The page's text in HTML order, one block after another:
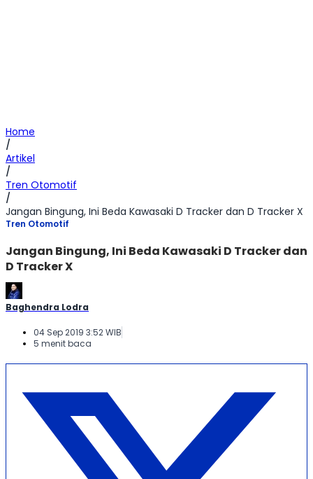
Home
/
Artikel
/
Tren Otomotif
/
Jangan Bingung, Ini Beda Kawasaki D Tracker dan D Tracker X
Tren Otomotif
Jangan Bingung, Ini Beda Kawasaki D Tracker dan
D Tracker X
Baghendra Lodra
04 Sep 2019 3:52 WIB
5 menit baca